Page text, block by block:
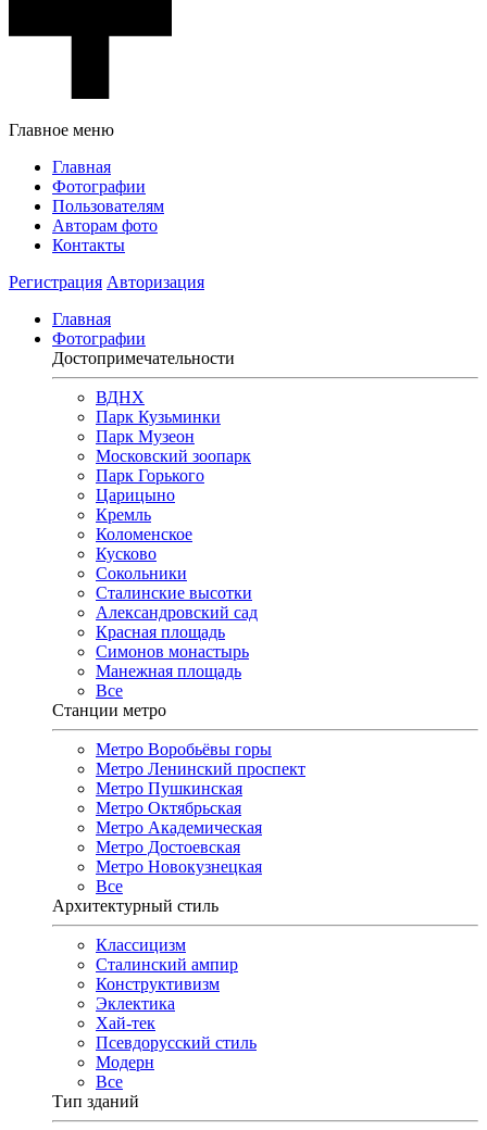
Главное меню
Главная
Фотографии
Пользователям
Авторам фото
Контакты
Регистрация Авторизация
Главная
Фотографии
Достопримечательности
ВДНХ
Парк Кузьминки
Парк Музеон
Московский зоопарк
Парк Горького
Царицыно
Кремль
Коломенское
Кусково
Сокольники
Сталинские высотки
Александровский сад
Красная площадь
Симонов монастырь
Манежная площадь
Все
Станции метро
Метро Воробьёвы горы
Метро Ленинский проспект
Метро Пушкинская
Метро Октябрьская
Метро Академическая
Метро Достоевская
Метро Новокузнецкая
Все
Архитектурный стиль
Классицизм
Сталинский ампир
Конструктивизм
Эклектика
Хай-тек
Псевдорусский стиль
Модерн
Все
Тип зданий